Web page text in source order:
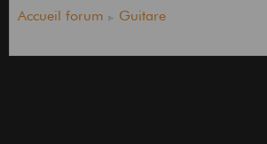
Accueil forum Guitare